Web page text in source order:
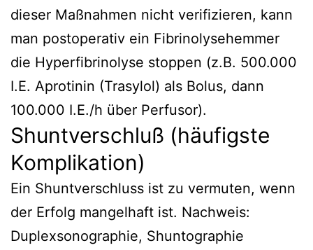
dieser Maßnahmen nicht verifizieren, kann
man postoperativ ein Fibrinolysehemmer
die Hyperfibrinolyse stoppen (z.B. 500.000
I.E. Aprotinin (Trasylol) als Bolus, dann
100.000 I.E./h über Perfusor).
Shuntverschluß (häufigste
Komplikation)
Ein Shuntverschluss ist zu vermuten, wenn
der Erfolg mangelhaft ist. Nachweis:
Duplexsonographie, Shuntographie